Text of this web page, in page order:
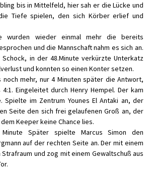
bis in Mittelfeld, hier sah er die Lücke und
Tiefe spielen, den sich Körber erlief und
wurden wieder einmal mehr die bereits
und die Mannschaft nahm es sich an.
Schock, in der 48.Minute verkürzte Unterkatz
und konnten so einen Konter setzen.
noch mehr, nur 4 Minuten später die Antwort,
Eingeleitet durch Henry Hempel. Der kam
im Zentrum Younes El Antaki an, der
Seite den sich frei gelaufenen Groß an, der
Keeper keine Chance lies.
Später spielte Marcus Simon den
auf der rechten Seite an. Der mit einem
und zog mit einem Gewaltschuß aus